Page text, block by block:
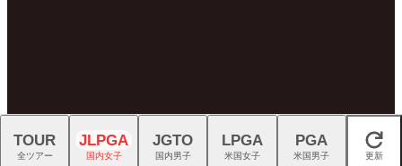
閉じる
TOUR
全ツアー
JLPGA
国内女子
JGTO
国内男子
LPGA
米国女子
PGA
米国男子 更新